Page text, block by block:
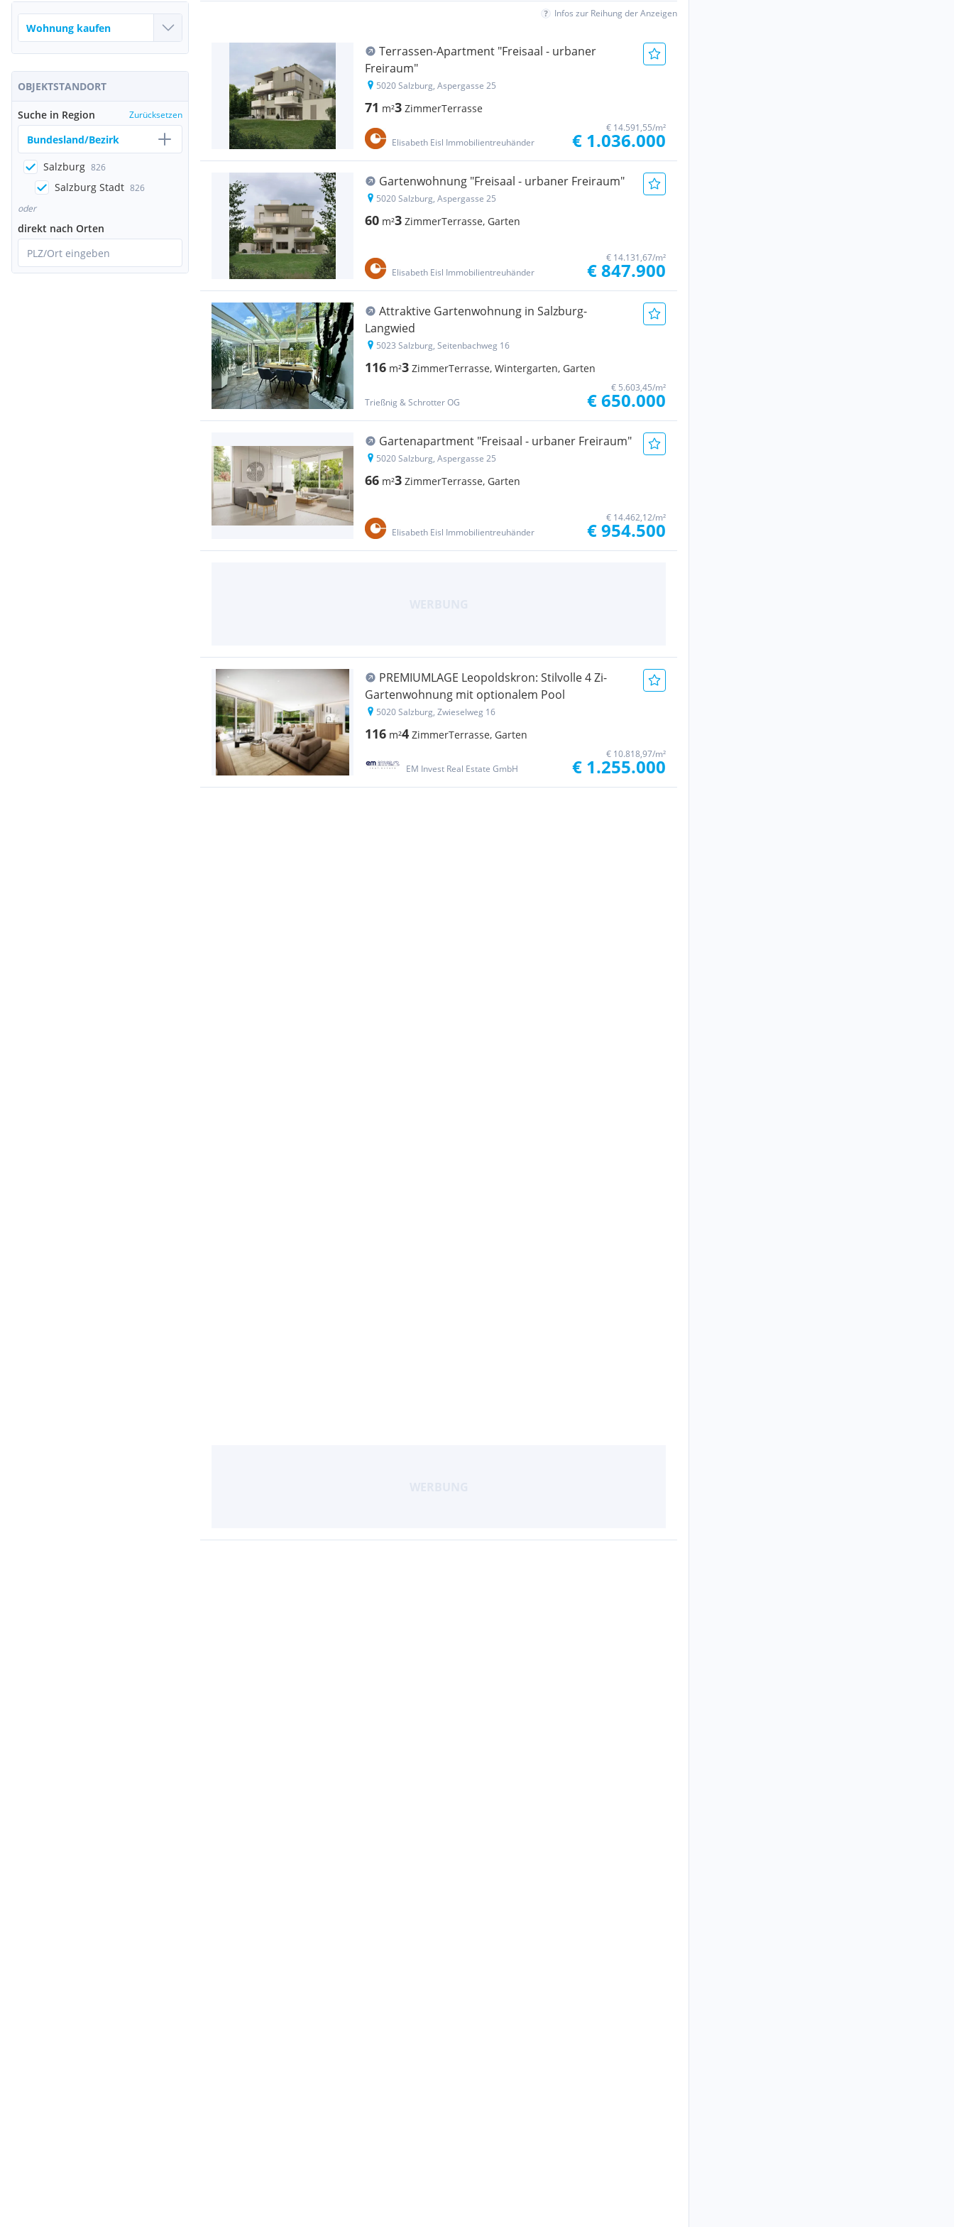
OBJEKTSTANDORT
Suche in Region Zurücksetzen
Bundesland/Bezirk
Salzburg 826
Salzburg Stadt 826
oder
direkt nach Orten
PLZ/Ort eingeben
Infos zur Reihung der Anzeigen
Terrassen-Apartment "Freisaal - urbaner
Freiraum"
5020 Salzburg, Aspergasse 25
71 m²3 ZimmerTerrasse
Elisabeth Eisl Immobilientreuhänder
€ 14.591,55/m²
€ 1.036.000
Gartenwohnung "Freisaal - urbaner Freiraum"
5020 Salzburg, Aspergasse 25
60 m²3 ZimmerTerrasse, Garten
Elisabeth Eisl Immobilientreuhänder
€ 14.131,67/m²
€ 847.900
Attraktive Gartenwohnung in Salzburg-
Langwied
5023 Salzburg, Seitenbachweg 16
116 m²3 ZimmerTerrasse, Wintergarten, Garten
Trießnig & Schrotter OG
€ 5.603,45/m²
€ 650.000
Gartenapartment "Freisaal - urbaner Freiraum"
5020 Salzburg, Aspergasse 25
66 m²3 ZimmerTerrasse, Garten
Elisabeth Eisl Immobilientreuhänder
€ 14.462,12/m²
€ 954.500
PREMIUMLAGE Leopoldskron: Stilvolle 4 Zi-
Gartenwohnung mit optionalem Pool
5020 Salzburg, Zwieselweg 16
116 m²4 ZimmerTerrasse, Garten
EM Invest Real Estate GmbH
€ 10.818,97/m²
€ 1.255.000